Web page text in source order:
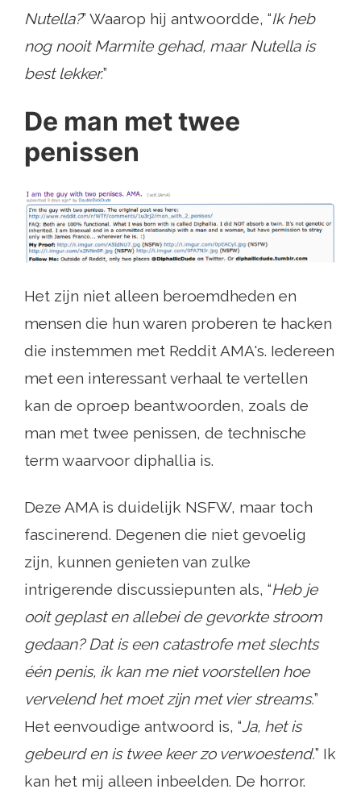
Nutella?” Waarop hij antwoordde, “Ik heb
nog nooit Marmite gehad, maar Nutella is
best lekker.”
De man met twee
penissen
Het zijn niet alleen beroemdheden en
mensen die hun waren proberen te hacken
die instemmen met Reddit AMA's. Iedereen
met een interessant verhaal te vertellen
kan de oproep beantwoorden, zoals de
man met twee penissen, de technische
term waarvoor diphallia is.
Deze AMA is duidelijk NSFW, maar toch
fascinerend. Degenen die niet gevoelig
zijn, kunnen genieten van zulke
intrigerende discussiepunten als, “Heb je
ooit geplast en allebei de gevorkte stroom
gedaan? Dat is een catastrofe met slechts
één penis, ik kan me niet voorstellen hoe
vervelend het moet zijn met vier streams.”
Het eenvoudige antwoord is, “Ja, het is
gebeurd en is twee keer zo verwoestend.” Ik
kan het mij alleen inbeelden. De horror.